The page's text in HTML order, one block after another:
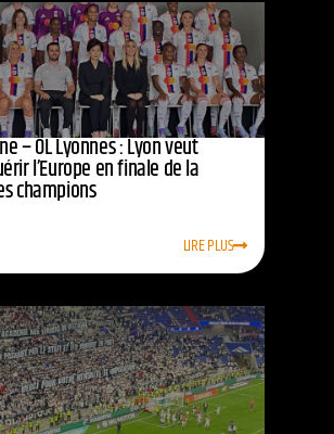
– OL Lyonnes : Lyon veut
l’Europe en finale de la
champions
LIRE PLUS